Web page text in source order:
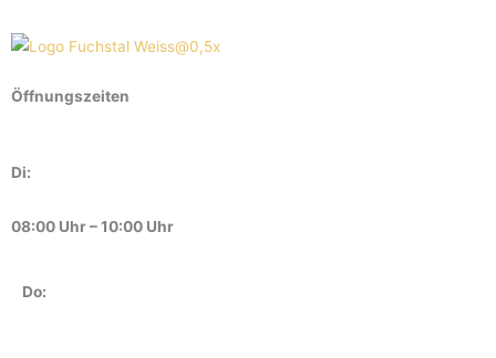
Öffnungszeiten
Di:
08:00 Uhr – 10:00 Uhr
Do: